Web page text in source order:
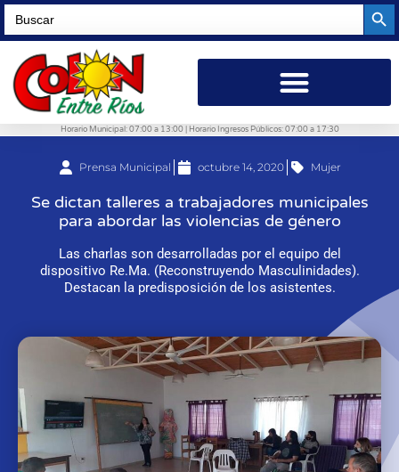
Search
for:
Horario Municipal: 07:00 a 13:00 | Horario Ingresos Públicos: 07:00 a 17:30
Prensa Municipal octubre 14, 2020 Mujer
Se dictan talleres a trabajadores municipales
para abordar las violencias de género
Las charlas son desarrolladas por el equipo del
dispositivo Re.Ma. (Reconstruyendo Masculinidades).
Destacan la predisposición de los asistentes.